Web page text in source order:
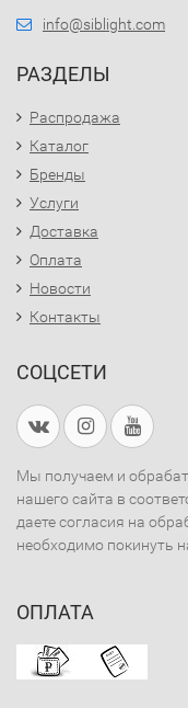
info@siblight.com
РАЗДЕЛЫ
Распродажа
Каталог
Бренды
Услуги
Доставка
Оплата
Новости
Контакты
СОЦСЕТИ
Мы получаем и
нашего сайта в
даете согласия на
необходимо покинуть
ОПЛАТА